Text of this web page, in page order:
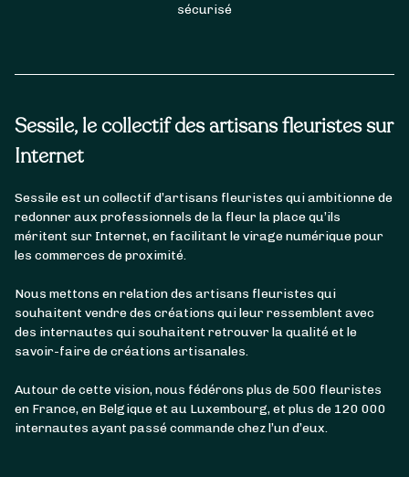
Sessile, le collectif des artisans fleuristes sur
Internet
Sessile est un collectif d’artisans fleuristes qui ambitionne de
redonner aux professionnels de la fleur la place qu’ils
méritent sur Internet, en facilitant le virage numérique pour
les commerces de proximité.
Nous mettons en relation des artisans fleuristes qui
souhaitent vendre des créations qui leur ressemblent avec
des internautes qui souhaitent retrouver la qualité et le
savoir-faire de créations artisanales.
Autour de cette vision, nous fédérons plus de 500 fleuristes
en France, en Belgique et au Luxembourg, et plus de 120 000
internautes ayant passé commande chez l’un d’eux.
sécurisé